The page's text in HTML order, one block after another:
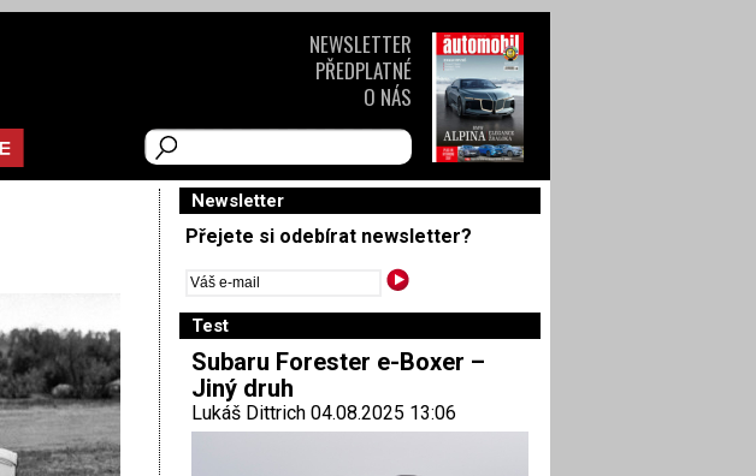
Newsletter
Přejete si odebírat newsletter?
Test
Subaru Forester e-Boxer –
Jiný druh
Lukáš Dittrich 04.08.2025 13:06
NEWSLETTER
PŘEDPLATNÉ
O NÁS